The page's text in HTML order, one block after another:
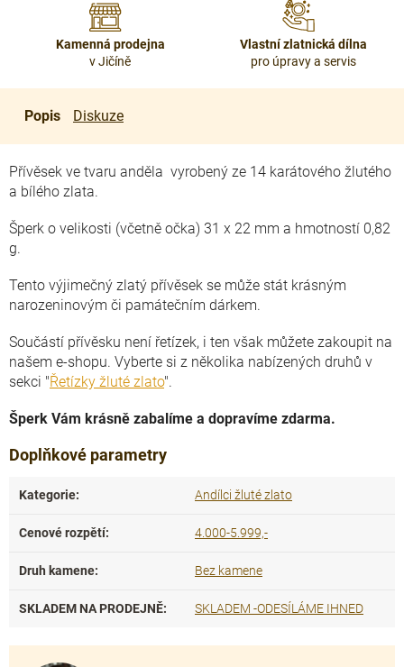
Kamenná prodejna
v Jičíně
Vlastní zlatnická dílna
pro úpravy a servis
Popis Diskuze
Přívěsek ve tvaru anděla vyrobený ze 14 karátového žlutého
a bílého zlata.
Šperk o velikosti (včetně očka) 31 x 22 mm a hmotností 0,82
g.
Tento výjimečný zlatý přívěsek se může stát krásným
narozeninovým či památečním dárkem.
Součástí přívěsku není řetízek, i ten však můžete zakoupit na
našem e-shopu. Vyberte si z několika nabízených druhů v
sekci "Řetízky žluté zlato".
Šperk Vám krásně zabalíme a dopravíme zdarma.
Doplňkové parametry
Kategorie: Andílci žluté zlato
Cenové rozpětí: 4.000-5.999,-
Druh kamene: Bez kamene
SKLADEM NA PRODEJNĚ: SKLADEM -ODESÍLÁME IHNED